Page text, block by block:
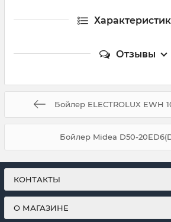
Отзывы
Бойлер ELECTROLUX EWH
Бойлер Midea D50-
КОНТАКТЫ
О МАГАЗИНЕ